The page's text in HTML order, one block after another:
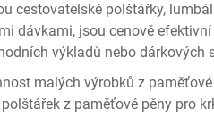
cestovatelské polštářky,
dávkami, jsou cenově
výkladů nebo dárkových
malých výrobků z
z paměťové pěny pro